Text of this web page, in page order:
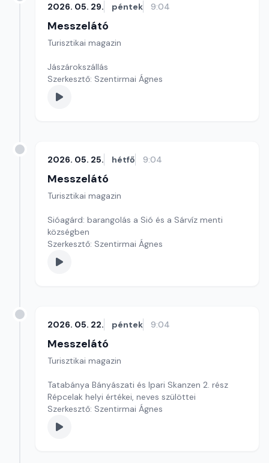
2026. 05. 29. péntek 9:04
Messzelátó
Turisztikai magazin
Jászárokszállás
Szerkesztő: Szentirmai Ágnes
2026. 05. 25. hétfő 9:04
Messzelátó
Turisztikai magazin
Sióagárd: barangolás a Sió és a Sárvíz menti
községben
Szerkesztő: Szentirmai Ágnes
2026. 05. 22. péntek 9:04
Messzelátó
Turisztikai magazin
Tatabánya Bányászati és Ipari Skanzen 2. rész
Répcelak helyi értékei, neves szülöttei
Szerkesztő: Szentirmai Ágnes